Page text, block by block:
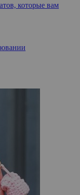
которые вам